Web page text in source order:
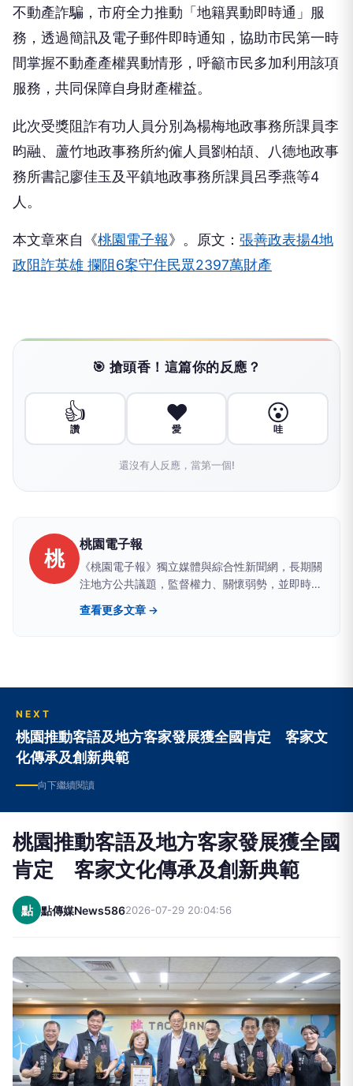
不動產詐騙，市府全力推動「地籍異動即時通」服
務，透過簡訊及電子郵件即時通知，協助市民第一時
間掌握不動產產權異動情形，呼籲市民多加利用該項
服務，共同保障自身財產權益。
此次受獎阻詐有功人員分別為楊梅地政事務所課員李
昀融、蘆竹地政事務所約僱人員劉柏頡、八德地政事
務所書記廖佳玉及平鎮地政事務所課員呂季燕等4
人。
本文章來自《桃園電子報》。原文： 張善政表揚4地
政阻詐英雄 攔阻6案守住民眾2397萬財產
🎯 搶頭香！這篇你的反應？
👍
讚
❤️
愛
😮
哇
還沒有人反應，當第一個!
桃
桃園電子報
《桃園電子報》獨立媒體與綜合性新聞網，長期關
注地方公共議題，監督權力、關懷弱勢，並即時追
蹤全國重大新聞事件，持續報導與民眾生活密切相
關的重要資訊。
查看更多文章 →
NEXT
桃園推動客語及地方客家發展獲全國肯定 客家文
化傳承及創新典範
向下繼續閱讀
桃園推動客語及地方客家發展獲全國
肯定 客家文化傳承及創新典範
點 點傳媒News5862026-07-29 20:04:56